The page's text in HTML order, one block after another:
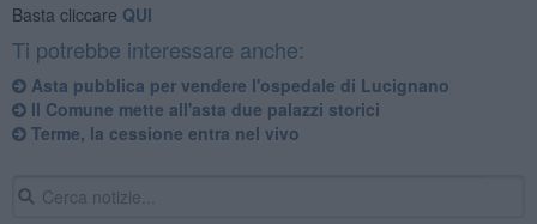
Basta cliccare QUI
Ti potrebbe interessare anche:
Asta pubblica per vendere l'ospedale di Lucignano
Il Comune mette all'asta due palazzi storici
Terme, la cessione entra nel vivo